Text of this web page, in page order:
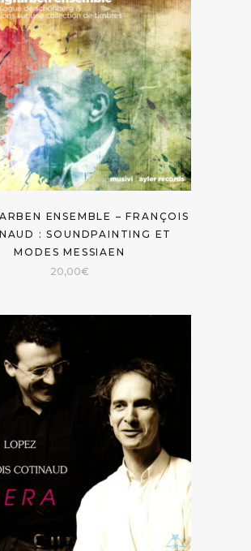
ENSEMBLE – FRANÇOIS
: SOUNDPAINTING ET
MODES MESSIAEN
20,00€